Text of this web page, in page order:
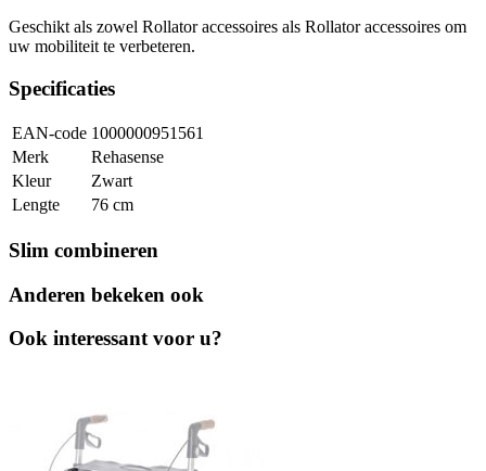
Geschikt als zowel Rollator accessoires als Rollator accessoires om
uw mobiliteit te verbeteren.
Specificaties
EAN-code 1000000951561
Merk
Rehasense
Kleur
Zwart
Lengte
76 cm
Slim combineren
Anderen bekeken ook
Ook interessant voor u?